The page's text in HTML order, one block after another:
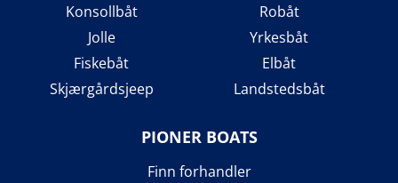
Konsollbåt
Jolle
Fiskebåt
Skjærgårdsjeep
Robåt
Yrkesbåt
Elbåt
Landstedsbåt
PIONER BOATS
Finn forhandler